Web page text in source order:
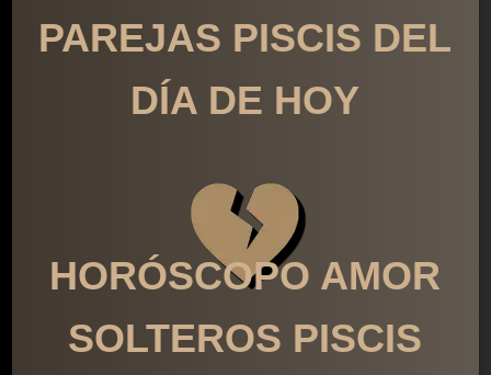
PAREJAS PISCIS DEL
DÍA DE HOY
HORÓSCOPO AMOR
SOLTEROS PISCIS